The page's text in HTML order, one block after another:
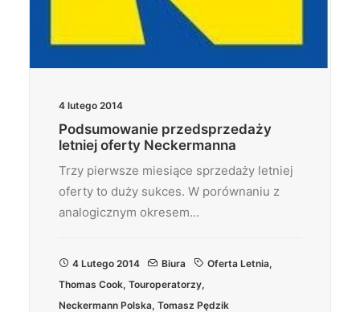
4 lutego 2014
Podsumowanie przedsprzedaży
letniej oferty Neckermanna
Trzy pierwsze miesiące sprzedaży letniej
oferty to duży sukces. W porównaniu z
analogicznym okresem…
4 Lutego 2014 Biura Oferta Letnia,
Thomas Cook, Touroperatorzy,
Neckermann Polska, Tomasz Pędzik